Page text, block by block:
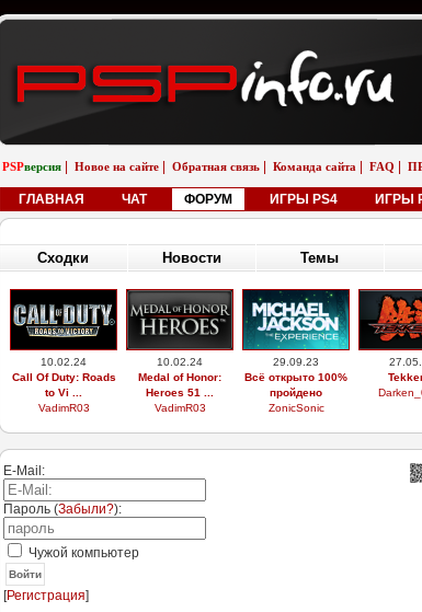
PSPверсия Новое на сайте Обратная связь Команда сайта FAQ
ГЛАВНАЯ ЧАТ ФОРУМ ИГРЫ PS4 ИГРЫ
Сходки Новости Темы
10.02.24
Call Of Duty: Roads
to Vi ...
VadimR03
10.02.24
Medal of Honor:
Heroes 51 ...
VadimR03
29.09.23
Всё открыто 100%
пройдено
ZonicSonic
E-Mail:
Пароль (Забыли?):
Чужой компьютер
Войти
[Регистрация]